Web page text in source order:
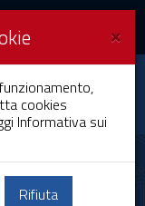
×
cookies
Informativa sui
Rifiuta